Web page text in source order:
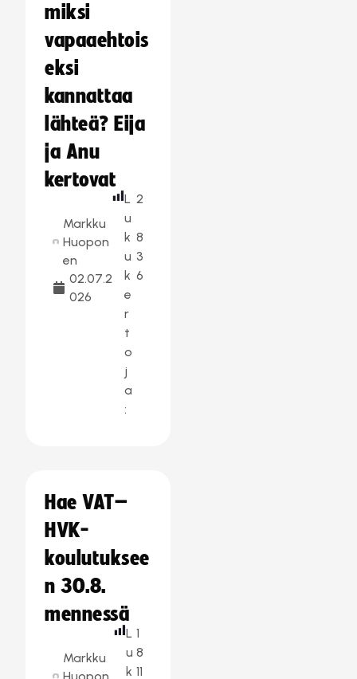
miksi
vapaaehtois
eksi
kannattaa
lähteä? Eija
ja Anu
kertovat
Markku
Huopon
en
02.07.2
026
L
u
k
u
k
e
r
t
o
j
a
:
2
8
3
6
Hae VAT–
HVK-
koulutuksee
n 30.8.
mennessä
Markku
L
u
k
1
8
11